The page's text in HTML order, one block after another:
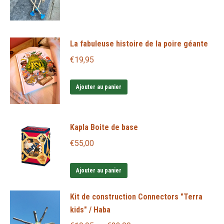
La fabuleuse histoire de la poire géante
€19,95
Ajouter au panier
Kapla Boite de base
€55,00
Ajouter au panier
Kit de construction Connectors "Terra
kids" / Haba